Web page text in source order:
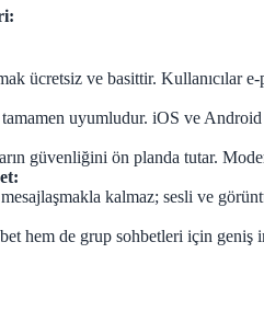
ücretsiz ve basittir. Kullanıcılar
uyumludur. iOS ve Android
güvenliğini ön planda tutar.
mesajlaşmakla kalmaz; sesli ve
hem de grup sohbetleri için geniş